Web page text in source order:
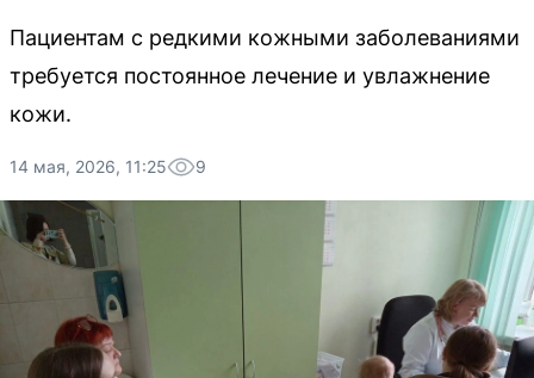
Пациентам с редкими кожными заболеваниями
требуется постоянное лечение и увлажнение
кожи.
14 мая, 2026, 11:25 9